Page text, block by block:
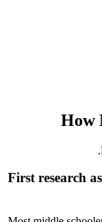
How
First research